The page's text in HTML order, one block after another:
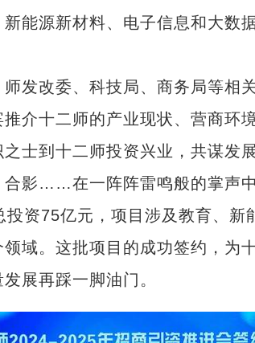
能源新材料、电子信息和大数
改委、科技局、商务局等相
介十二师的产业现状、营商环
士到十二师投资兴业，共谋发展
影……在一阵阵雷鸣般的掌声中
资75亿元，项目涉及教育、新
域。这批项目的成功签约，为
展再踩一脚油门。